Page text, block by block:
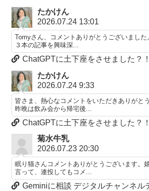
たかけん
2026.07.24 13:01
Tomyさん、コメントありがとうございまし
３本の記事を興味深...
ChatGPTに土下座をさせました？
たかけん
2026.07.24 9:33
皆さま、熱心なコメントをいただきありがと
昨晩は飲み会から帰宅後...
ChatGPTに土下座をさせました？
菊水牛乳
2026.07.23 20:30
眠り猫さんコメントありがとうございます。
言って、連投してもコメ...
Geminiに相談 デジタルチャンネル